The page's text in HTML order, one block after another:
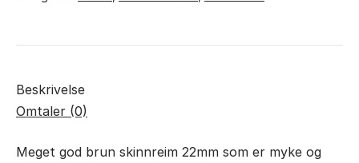
Beskrivelse
Omtaler (0)
Meget god brun skinnreim 22mm som er myke og